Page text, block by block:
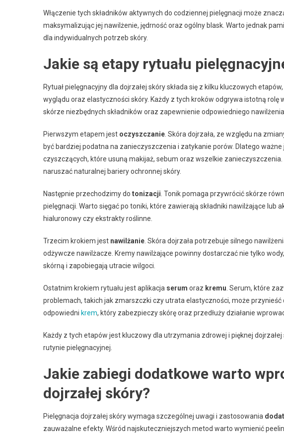
Włączenie tych składników aktywnych do codziennej pielęgnacji może
maksymalizując jej nawilżenie, jędrność oraz ogólny blask. Warto jednak
dla indywidualnych potrzeb skóry.
Jakie są etapy rytuału
Rytuał pielęgnacyjny dla dojrzałej skóry składa się z kilku kluczowych
wyglądu oraz elastyczności skóry. Każdy z tych kroków odgrywa istotną rolę
skórze niezbędnych składników oraz zapewnienie odpowiedniego
Pierwszym etapem jest oczyszczanie . Skóra dojrzała, ze względu na
być bardziej podatna na zanieczyszczenia i zatykanie porów. Dlatego
czyszczących, które usuną makijaż, sebum oraz wszelkie
naruszać naturalnej bariery ochronnej skóry.
Następnie przechodzimy do tonizacji . Tonik pomaga przywrócić skórze
pielęgnacji. Warto sięgać po toniki, które zawierają składniki nawilżające lub
hialuronowy czy ekstrakty roślinne.
Trzecim krokiem jest nawilżanie . Skóra dojrzała potrzebuje silnego
odżywcze nawilżacze. Kremy nawilżające powinny dostarczać nie tylko
skórną i zapobiegają utracie wilgoci.
Ostatnim krokiem rytuału jest aplikacja serum oraz kremu . Serum, które
problemach, takich jak zmarszczki czy utrata elastyczności, może
odpowiedni krem, który zabezpieczy skórę oraz przedłuży działanie
Każdy z tych etapów jest kluczowy dla utrzymania zdrowej i pięknej
rutynie pielęgnacyjnej.
Jakie zabiegi dodatkowe warto
dojrzałej skóry?
Pielęgnacja dojrzałej skóry wymaga szczególnej uwagi i zastosowania
zauważalne efekty. Wśród najskuteczniejszych metod warto wymienić